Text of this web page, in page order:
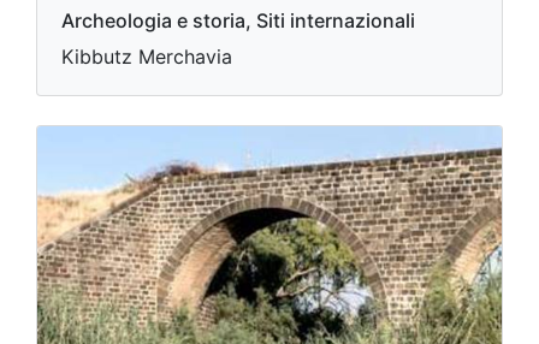
Archeologia e storia, Siti internazionali
Kibbutz Merchavia